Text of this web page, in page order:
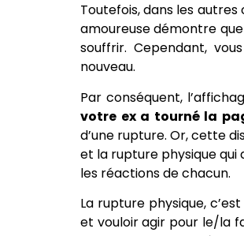
Toutefois, dans les
amoureuse démontre
souffrir. Cependant,
nouveau.
Par conséquent,
votre ex a tourné la
d’une rupture. Or, cette
et la rupture physique qui
les réactions de chacun.
La rupture physique,
et vouloir agir pour le/la